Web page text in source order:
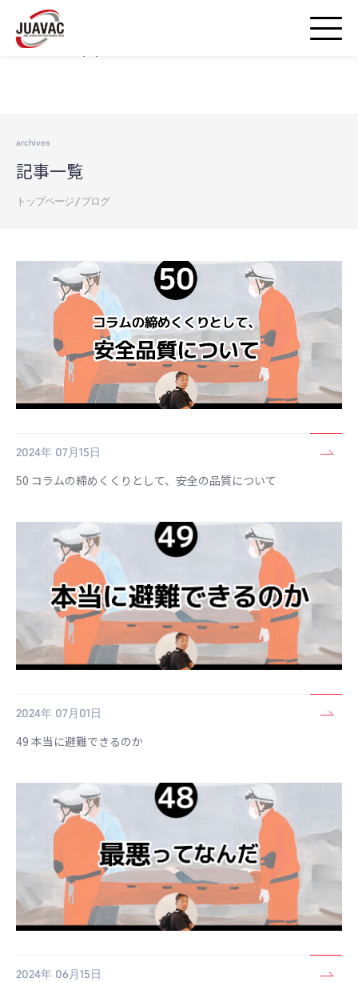
Warning: strpos() expects parameter 1 to be string, array given in
/home/airds/juavac-droneschool.jp/public_html/wp-
includes/blocks.php
archives
記事一覧
トップページ/ブログ
2024年 07月15日
50 コラムの締めくくりとして、安全の品質について
2024年 07月01日
49 本当に避難できるのか
2024年 06月15日